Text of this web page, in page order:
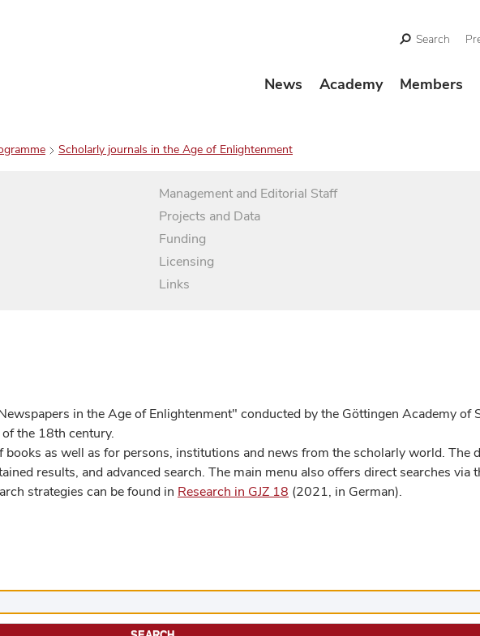
Search
News Academy Members
Scholarly journals in the Age of Enlightenment
Management and Editorial Staff
Projects and Data
Funding
Licensing
Links
in the Age of Enlightenment" conducted by the Göttingen Academy of
the 18th century.
as well as for persons, institutions and news from the scholarly world. The
results, and advanced search. The main menu also offers direct searches via
strategies can be found in Research in GJZ 18 (2021, in German).